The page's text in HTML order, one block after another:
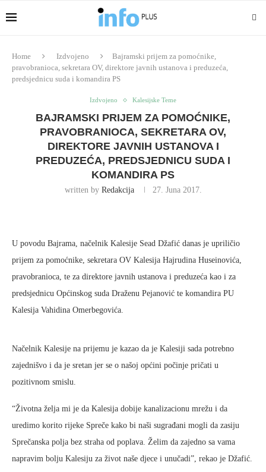
Home Izdvojeno
Bajramski prijem za pomoćnike,
pravobranioca, sekretara OV, direktore javnih ustanova i preduzeća,
predsjednicu suda i komandira PS
Izdvojeno Kalesijske Teme
BAJRAMSKI PRIJEM ZA POMOĆNIKE,
PRAVOBRANIOCA, SEKRETARA OV,
DIREKTORE JAVNIH USTANOVA I
PREDUZEĆA, PREDSJEDNICU SUDA I
KOMANDIRA PS
written by Redakcija 27. Juna 2017.
U povodu Bajrama, načelnik Kalesije Sead Džafić danas je upriličio
prijem za pomoćnike, sekretara OV Kalesija Hajrudina Huseinovića,
pravobranioca, te za direktore javnih ustanova i preduzeća kao i za
predsjednicu Općinskog suda Draženu Pejanović te komandira PU
Kalesija Vahidina Omerbegovića.
Načelnik Kalesije na prijemu je kazao da je Kalesiji sada potrebno
zajednišvo i da je sretan jer se o našoj općini počinje pričati u
pozitivnom smislu.
“Životna želja mi je da Kalesija dobije kanalizacionu mrežu i da
uredimo korito rijeke Spreče kako bi naši sugrađani mogli da zasiju
Sprečanska polja bez straha od poplava. Želim da zajedno sa vama
napravim bolju Kalesiju za život naše djece i unučadi”, rekao je Džafić.